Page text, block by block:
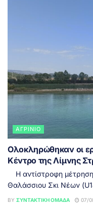
ΑΓΡΊΝΙΟ
Ολοκληρώθηκαν οι
Κέντρο της Λίμνης
Η αντίστροφη
Θαλάσσιου Σκι Νέων
BY ΣΥΝΤΑΚΤΙΚΉ ΟΜΆΔΑ 07/